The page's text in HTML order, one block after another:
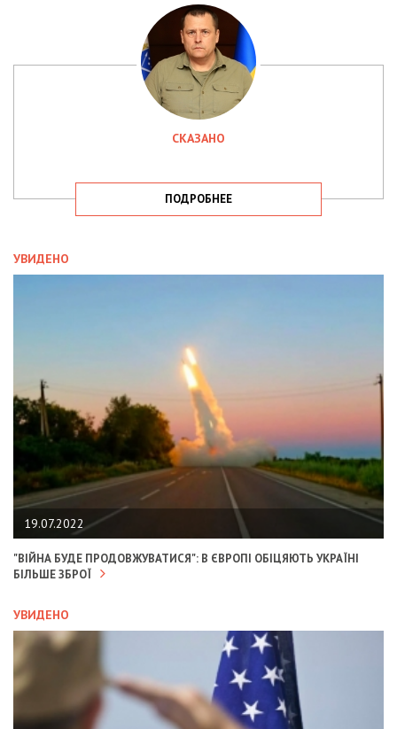
СКАЗАНО
ПОДРОБНЕЕ
УВИДЕНО
19.07.2022
"ВІЙНА БУДЕ ПРОДОВЖУВАТИСЯ": В ЄВРОПІ ОБІЦЯЮТЬ УКРАЇНІ
БІЛЬШЕ ЗБРОЇ
УВИДЕНО